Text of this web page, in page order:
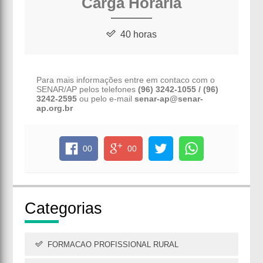
40 horas
Para mais informações entre em contaco com o
SENAR/AP pelos telefones(96) 3242-1055 / (96)
3242-2595 ou pelo e-mailsenar-ap@senar-
ap.org.br
00 00
Categorias
FORMACAO PROFISSIONAL RURAL